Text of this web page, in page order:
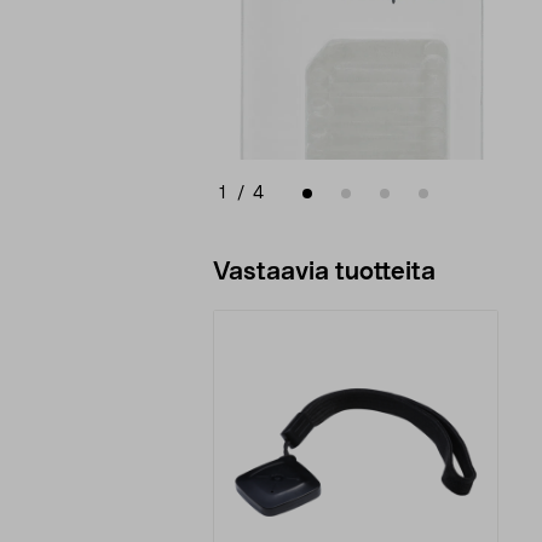
1 / 4
Vastaavia tuotteita